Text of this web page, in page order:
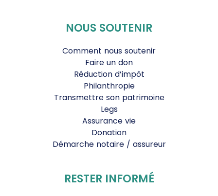
NOUS SOUTENIR
Comment nous soutenir
Faire un don
Réduction d’impôt
Philanthropie
Transmettre son patrimoine
Legs
Assurance vie
Donation
Démarche notaire / assureur
RESTER INFORMÉ